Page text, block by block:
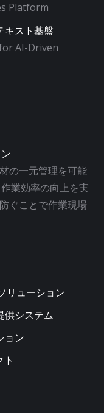
Platform
キスト基盤
AI-Driven
の一元管理を可能
業効率の向上を実
ぐことで作業現場
リューション
供システム
ョン